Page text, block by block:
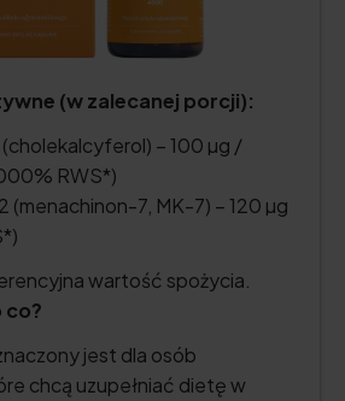
(w zalecanej porcji):
– 100 µg /
RWS*)
(menachinon-7, MK-7) – 120 µg
wartość spożycia.
co?
jest dla osób
chcą uzupełniać dietę w